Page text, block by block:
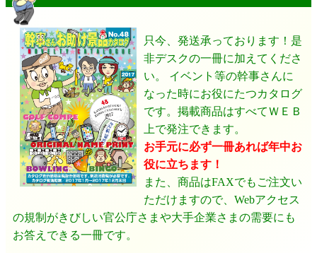
只今、発送承っております！是
非デスクの一冊に加えてくださ
い。 イベント等の幹事さんに
なった時にお役にたつカタログ
です。掲載商品はすべてＷＥＢ
上で発注できます。
お手元に必ず一冊あれば年中お
役に立ちます！
また、商品はFAXでもご注文い
ただけますので、Webアクセス
の規制がきびしい官公庁さまや大手企業さまの需要にも
お答えできる一冊です。